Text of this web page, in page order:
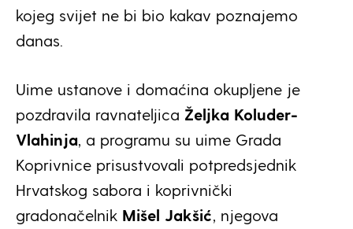
kojeg svijet ne bi bio kakav poznajemo
danas.
Uime ustanove i domaćina okupljene je
pozdravila ravnateljica Željka Koluder-
Vlahinja, a programu su uime Grada
Koprivnice prisustvovali potpredsjednik
Hrvatskog sabora i koprivnički
gradonačelnik Mišel Jakšić, njegova